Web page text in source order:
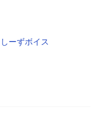
ーずボイス